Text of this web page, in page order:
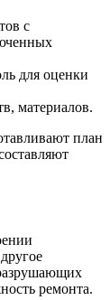
с
для оценки
материалов.
план
ремонта.